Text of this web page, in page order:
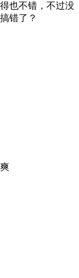
也不错，不过没
错了？